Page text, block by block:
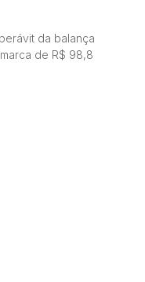
da balança
de R$ 98,8